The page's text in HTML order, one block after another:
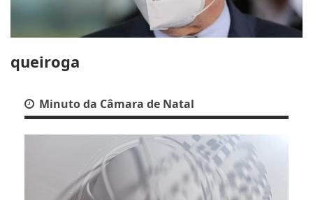
queiroga
Minuto da Câmara de Natal